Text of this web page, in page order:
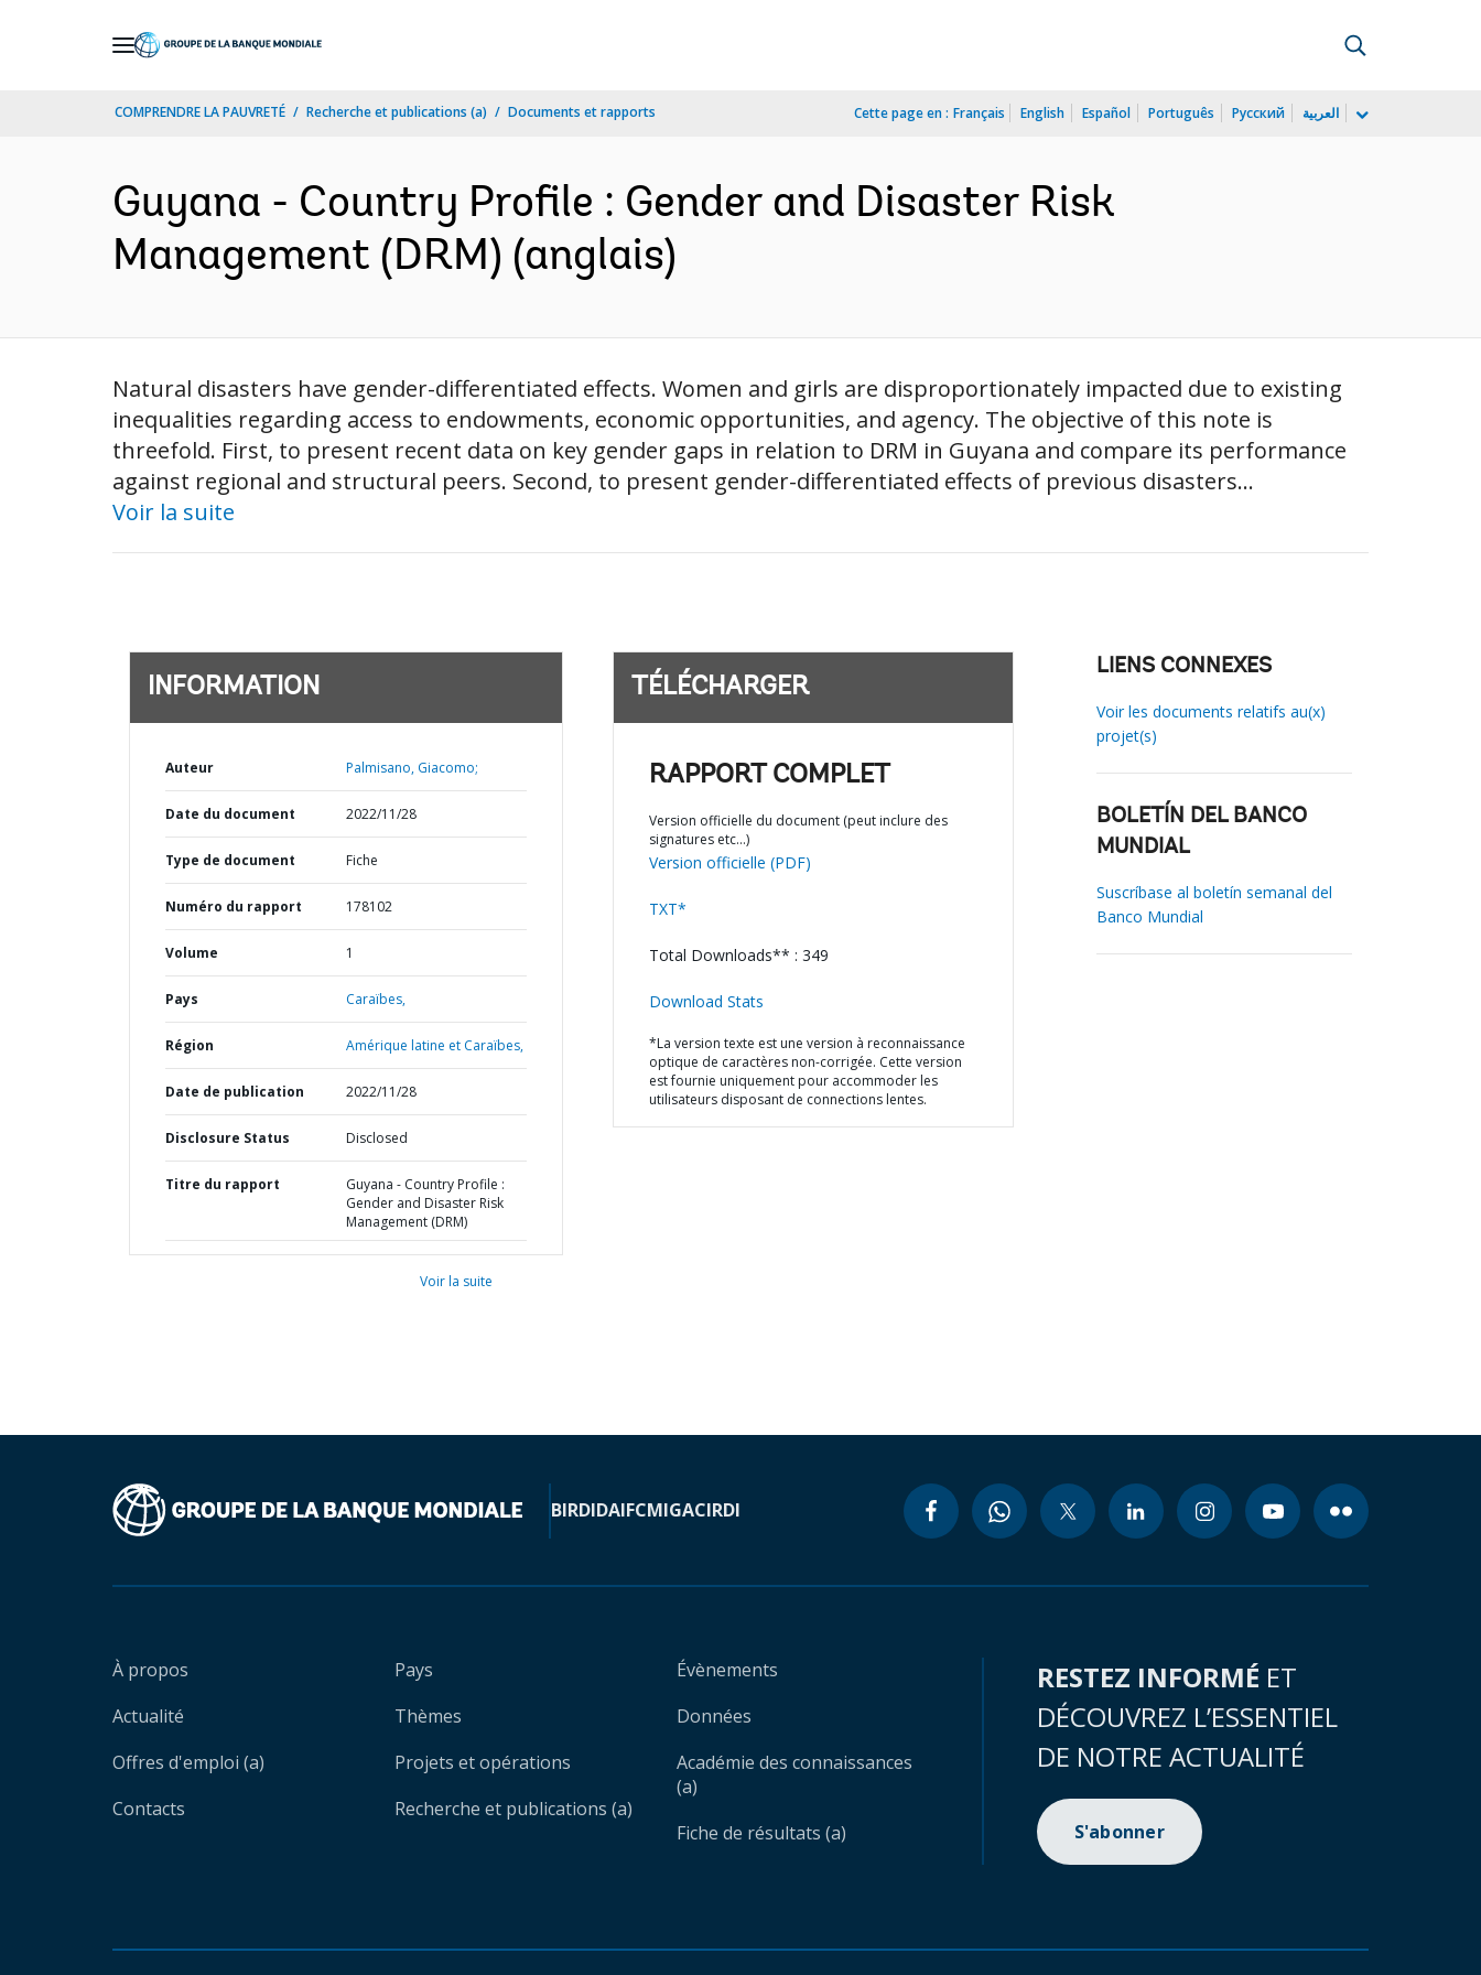
COMPRENDRE LA PAUVRETÉ Recherche et publications (a) Documents et rapports Cette page en : Français English Español Português Русский العربية
Guyana - Country Profile : Gender and Disaster Risk
Management (DRM) (anglais)
Natural disasters have gender-differentiated effects. Women and girls are disproportionately impacted due to existing
inequalities regarding access to endowments, economic opportunities, and agency. The objective of this note is
threefold. First, to present recent data on key gender gaps in relation to DRM in Guyana and compare its performance
against regional and structural peers. Second, to present gender-differentiated effects of previous disasters...
Voir la suite
INFORMATION
Auteur Palmisano, Giacomo;
Date du document 2022/11/28
Type de document Fiche
Numéro du rapport 178102
Volume 1
Pays Caraïbes,
Région Amérique latine et Caraïbes,
Date de publication 2022/11/28
Disclosure Status Disclosed
Titre du rapport
Guyana - Country Profile :
Gender and Disaster Risk
Management (DRM)
Voir la suite
TÉLÉCHARGER
RAPPORT COMPLET
Version officielle du document (peut inclure des
signatures etc…)
Version officielle (PDF)
TXT*
Total Downloads** : 349
Download Stats
*La version texte est une version à reconnaissance
optique de caractères non-corrigée. Cette version
est fournie uniquement pour accommoder les
utilisateurs disposant de connections lentes.
LIENS CONNEXES
Voir les documents relatifs au(x)
projet(s)
BOLETÍN DEL BANCO
MUNDIAL
Suscríbase al boletín semanal del
Banco Mundial
BIRDIDAIFCMIGACIRDI
À propos
Actualité
Offres d'emploi (a)
Contacts
Pays
Thèmes
Projets et opérations
Recherche et publications (a)
Évènements
Données
Académie des connaissances
(a)
Fiche de résultats (a)
RESTEZ INFORMÉ ET
DÉCOUVREZ L’ESSENTIEL
DE NOTRE ACTUALITÉ
S'abonner